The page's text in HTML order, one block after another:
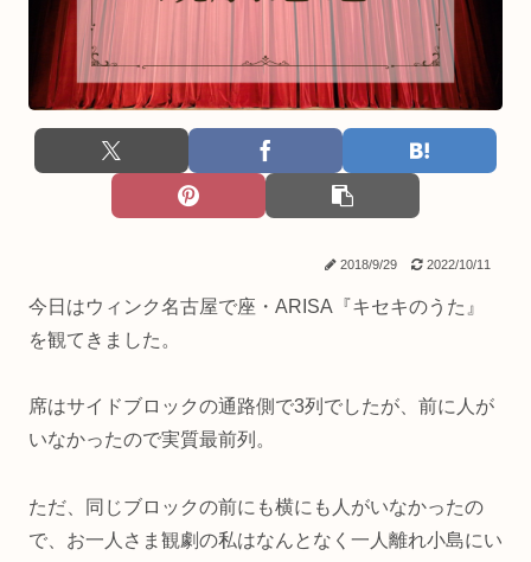
2018/9/29 2022/10/11
今日はウィンク名古屋で座・ARISA『キセキのうた』
を観てきました。
席はサイドブロックの通路側で3列でしたが、前に人が
いなかったので実質最前列。
ただ、同じブロックの前にも横にも人がいなかったの
で、お一人さま観劇の私はなんとなく一人離れ小島にい